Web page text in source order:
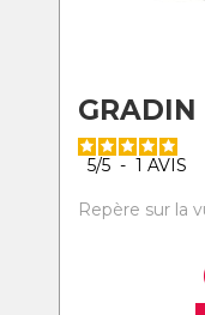
5/5 - 1 AVIS
Repère sur la